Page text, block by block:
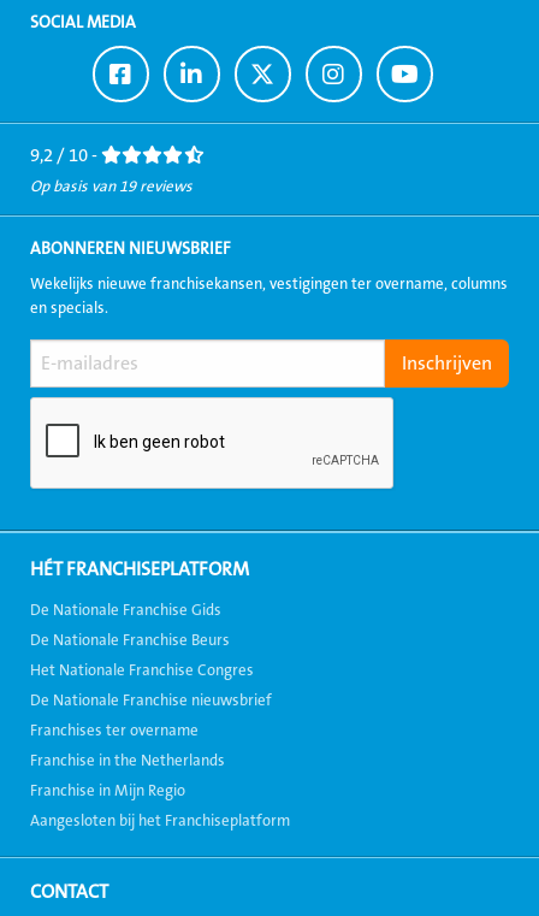
SOCIAL MEDIA
Ga
naar
Facebook
Ga
naar
LinkedIn
Ga
naar
Twitter
Ga
naar
Instagram
Ga
naar
Youtube
9,2 / 10 -
Op basis van 19 reviews
ABONNEREN NIEUWSBRIEF
Wekelijks nieuwe franchisekansen, vestigingen ter overname, columns
en specials.
HÉT FRANCHISEPLATFORM
De Nationale Franchise Gids
De Nationale Franchise Beurs
Het Nationale Franchise Congres
De Nationale Franchise nieuwsbrief
Franchises ter overname
Franchise in the Netherlands
Franchise in Mijn Regio
Aangesloten bij het Franchiseplatform
CONTACT